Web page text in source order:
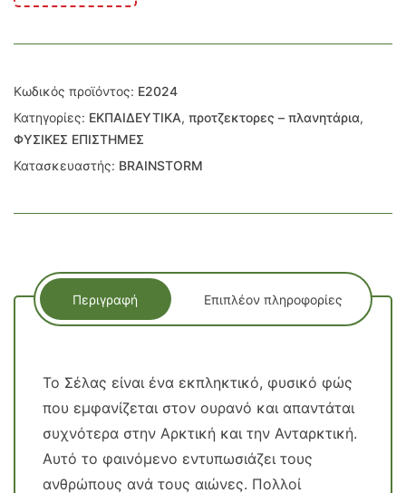
Κωδικός προϊόντος: E2024
Κατηγορίες: ΕΚΠΑΙΔΕΥΤΙΚΑ, προτζεκτορες – πλανητάρια,
ΦΥΣΙΚΕΣ ΕΠΙΣΤΗΜΕΣ
Κατασκευαστής: BRAINSTORM
Περιγραφή Επιπλέον πληροφορίες
Το Σέλας είναι ένα εκπληκτικό, φυσικό φώς
που εμφανίζεται στον ουρανό και απαντάται
συχνότερα στην Αρκτική και την Ανταρκτική.
Αυτό το φαινόμενο εντυπωσιάζει τους
ανθρώπους ανά τους αιώνες. Πολλοί